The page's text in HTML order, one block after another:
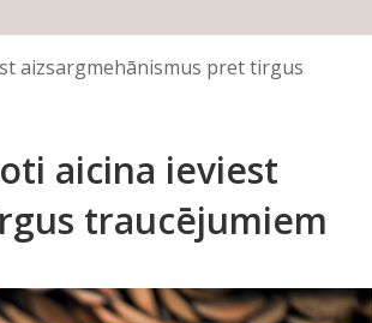
aizsargmehānismus pret tirgus
aicina ieviest
traucējumiem